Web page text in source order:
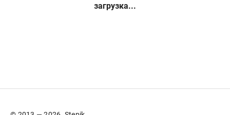
загрузка...